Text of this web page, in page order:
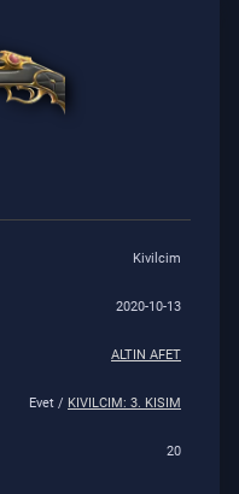
Kivilcim
2020-10-13
ALTIN AFET
Evet / KIVILCIM: 3. KISIM
20